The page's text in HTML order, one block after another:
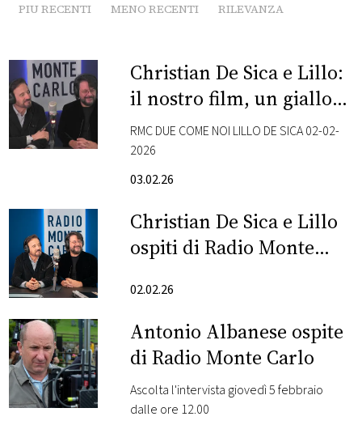
NEWS
FOTO
EVENTI
VIDEO
TV
PRINCIPATO
DI
MONACO
PIU RECENTI MENO RECENTI RILEVANZA
Christian De Sica e Lillo:
il nostro film, un giallo
vero con la commedia
dentro
RMC DUE COME NOI LILLO DE SICA 02-02-
2026
03.02.26
Christian De Sica e Lillo
ospiti di Radio Monte
02.02.26
Antonio Albanese ospite
di Radio Monte Carlo
Ascolta l'intervista giovedì 5 febbraio
dalle ore 12.00